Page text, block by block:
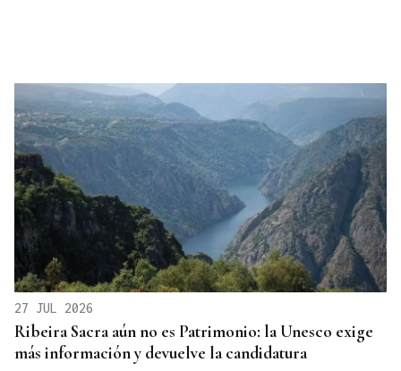
27 JUL 2026
Ribeira Sacra aún no es Patrimonio: la Unesco exige
más información y devuelve la candidatura